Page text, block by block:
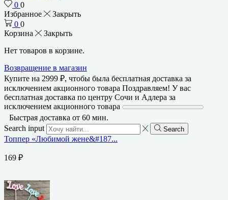
0 0
Избранное
Закрыть
0 0
Корзина
Закрыть
Нет товаров в корзине.
Возвращение в магазин
Купите на 2999 ₽, чтобы была бесплатная доставка за
исключением акционного товара Поздравляем! У вас
бесплатная доставка по центру Сочи и Адлера за
исключением акционного товара
Быстрая доставка от 60 мин.
Search input
Search
Топпер «Любимой жене&#187...
169 ₽